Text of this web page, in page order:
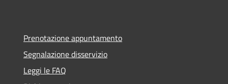
Prenotazione appuntamento
Segnalazione disservizio
Leggi le FAQ